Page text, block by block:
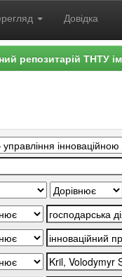
Довідка
репозитарій ТНТУ